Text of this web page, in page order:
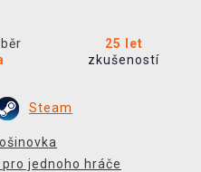
25 let
zkušeností
Steam
pro jednoho hráče